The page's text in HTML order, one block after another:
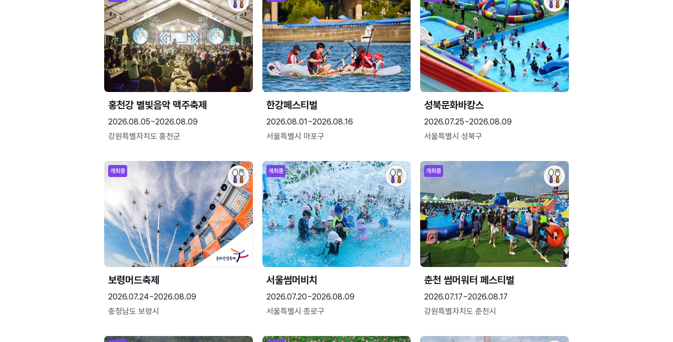
홍천강 별빛음악 맥주축제
2026.08.05~2026.08.09
강원특별자치도 홍천군
한강페스티벌
2026.08.01~2026.08.16
서울특별시 마포구
성북문화바캉스
2026.07.25~2026.08.09
서울특별시 성북구
개최중
보령머드축제
2026.07.24~2026.08.09
충청남도 보령시
개최중
서울썸머비치
2026.07.20~2026.08.09
서울특별시 종로구
개최중
춘천 썸머워터 페스티벌
2026.07.17~2026.08.17
강원특별자치도 춘천시